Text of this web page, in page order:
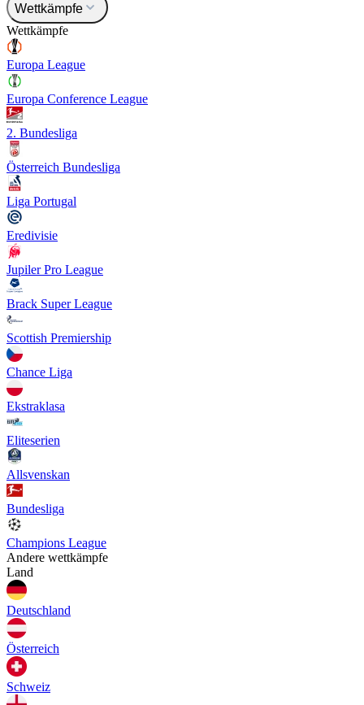
Wettkämpfe
Wettkämpfe
Europa League
Europa Conference League
2. Bundesliga
Österreich Bundesliga
Liga Portugal
Eredivisie
Jupiler Pro League
Brack Super League
Scottish Premiership
Chance Liga
Ekstraklasa
Eliteserien
Allsvenskan
Bundesliga
Champions League
Andere wettkämpfe
Land
Deutschland
Österreich
Schweiz